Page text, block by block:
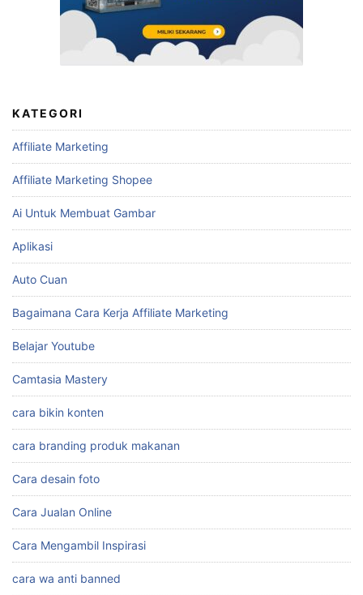
KATEGORI
Affiliate Marketing
Affiliate Marketing Shopee
Ai Untuk Membuat Gambar
Aplikasi
Auto Cuan
Bagaimana Cara Kerja Affiliate Marketing
Belajar Youtube
Camtasia Mastery
cara bikin konten
cara branding produk makanan
Cara desain foto
Cara Jualan Online
Cara Mengambil Inspirasi
cara wa anti banned